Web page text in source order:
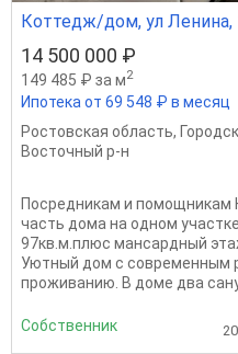
Коттедж/дом, ул Ленина,
14 500 000 ₽
149 485 ₽ за м2
Ипотека от 69 548 ₽ в месяц
Ростовская область,
Восточный р-н
Посредникам и помощникам
часть дома на одном
97кв.м.плюс мансардный
Уютный дом с современным
проживанию. В доме два
Собственник